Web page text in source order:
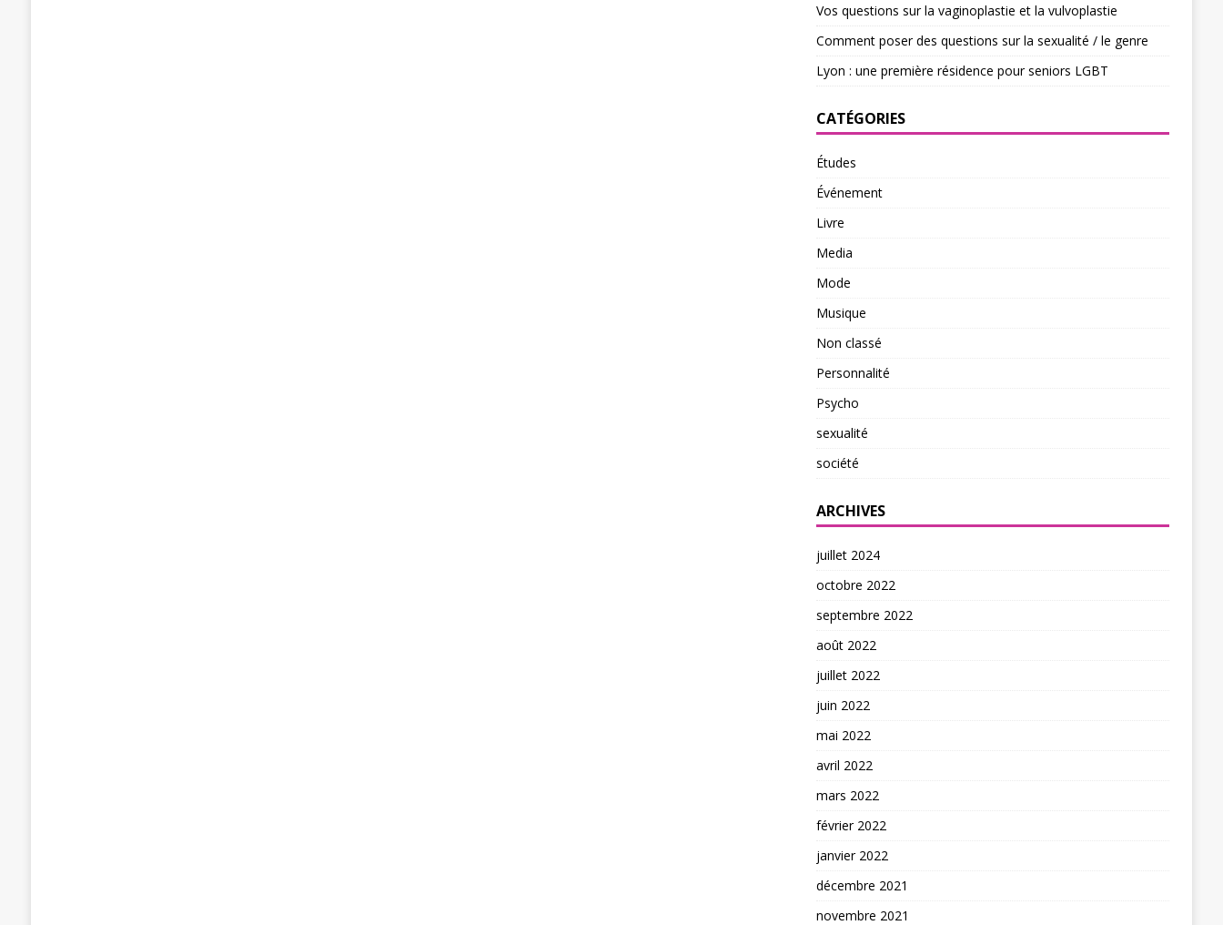
Vos questions sur la vaginoplastie et la vulvoplastie
Comment poser des questions sur la sexualité / le genre
Lyon : une première résidence pour seniors LGBT
CATÉGORIES
Études
Événement
Livre
Media
Mode
Musique
Non classé
Personnalité
Psycho
sexualité
société
ARCHIVES
juillet 2024
octobre 2022
septembre 2022
août 2022
juillet 2022
juin 2022
mai 2022
avril 2022
mars 2022
février 2022
janvier 2022
décembre 2021
novembre 2021